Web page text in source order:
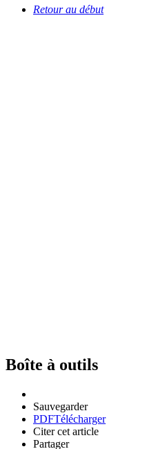
Retour au début
Boîte à outils
Sauvegarder
PDFTélécharger
Citer cet article
Partager